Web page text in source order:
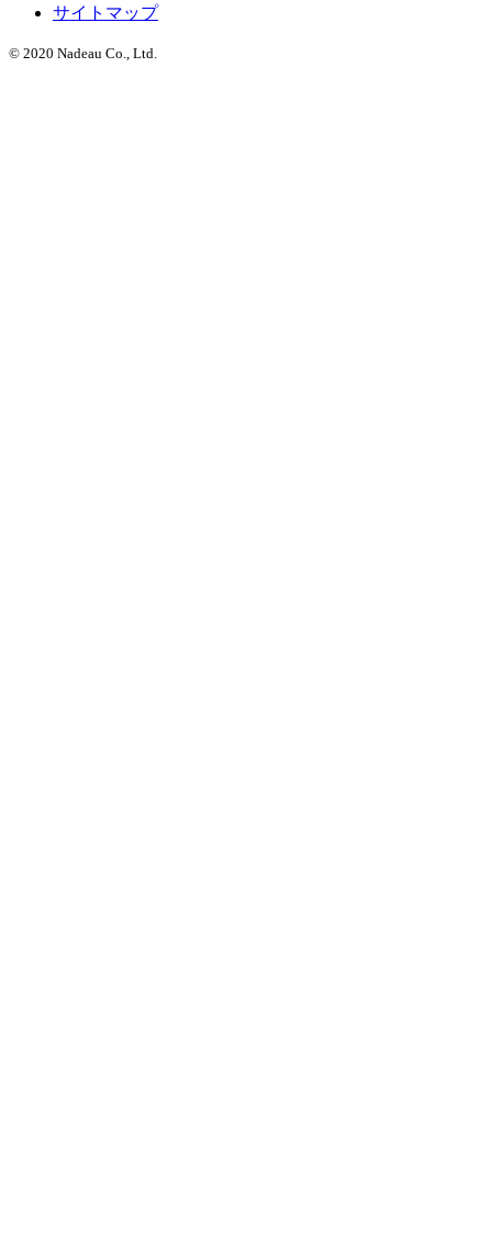
サイトマップ
© 2020 Nadeau Co., Ltd.